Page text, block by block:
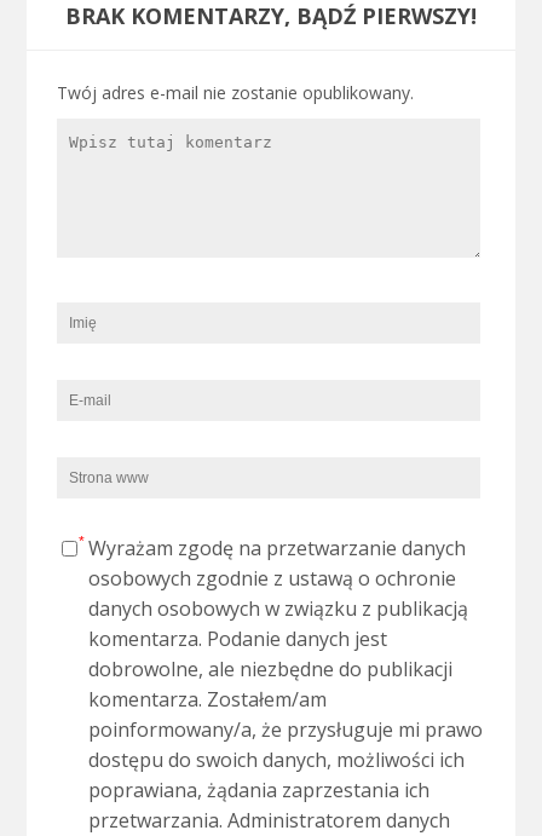
BRAK KOMENTARZY, BĄDŹ PIERWSZY!
Twój adres e-mail nie zostanie opublikowany.
Wyrażam zgodę na przetwarzanie danych
osobowych zgodnie z ustawą o ochronie
danych osobowych w związku z publikacją
komentarza. Podanie danych jest
dobrowolne, ale niezbędne do publikacji
komentarza. Zostałem/am
poinformowany/a, że przysługuje mi prawo
dostępu do swoich danych, możliwości ich
poprawiana, żądania zaprzestania ich
przetwarzania. Administratorem danych